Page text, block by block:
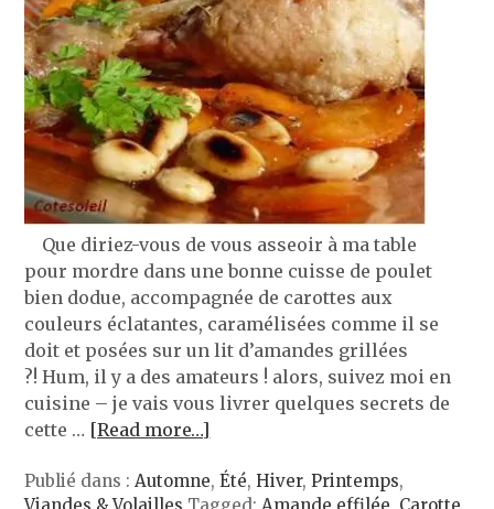
Que diriez-vous de vous asseoir à ma table
pour mordre dans une bonne cuisse de poulet
bien dodue, accompagnée de carottes aux
couleurs éclatantes, caramélisées comme il se
doit et posées sur un lit d’amandes grillées
?! Hum, il y a des amateurs ! alors, suivez moi en
cuisine – je vais vous livrer quelques secrets de
cette … [Read more…]
Publié dans :Automne,Été,Hiver,Printemps,